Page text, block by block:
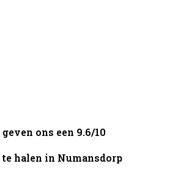
ons een 9.6/10
te halen in Numansdorp